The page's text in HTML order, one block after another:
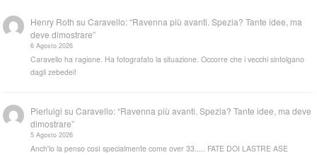
Henry Roth suCaravello: “Ravenna più avanti. Spezia? Tante idee, ma
deve dimostrare”
6 Agosto 2026
Caravello ha ragione. Ha fotografato la situazione. Occorre che i vecchi sintolgano
dagli zebedei!
Pierluigi suCaravello: “Ravenna più avanti. Spezia? Tante idee, ma deve
dimostrare”
5 Agosto 2026
Anch'io la penso così specialmente come over 33..... FATE DOI LASTRE ASE